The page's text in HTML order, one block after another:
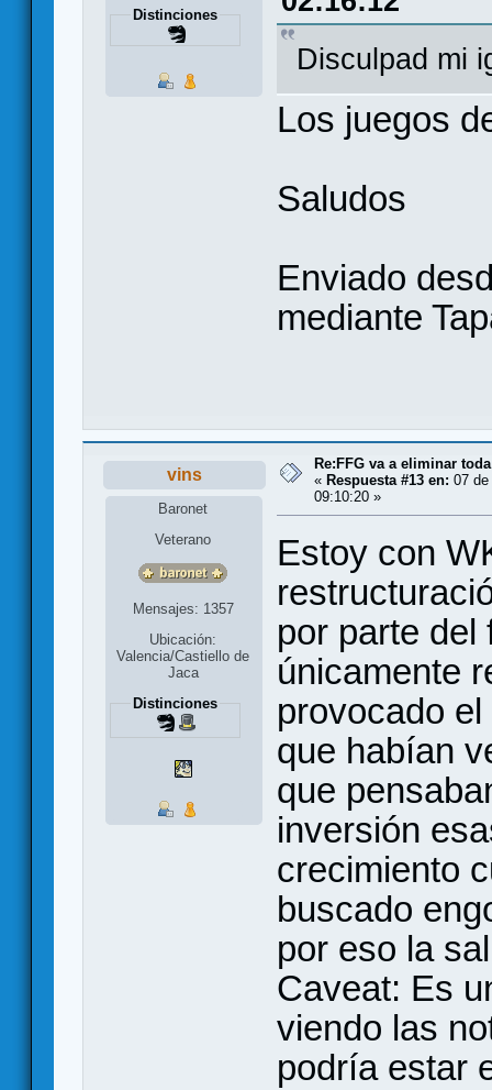
Distinciones
Disculpad mi
Los juegos
Saludos
Enviado
mediante
vins
Baronet
Veterano
Mensajes: 1357
Ubicación:
Valencia/Castiello de
Jaca
Distinciones
Re:FFG va a eliminar
« Respuesta #13 en: 07
09:10:20 »
Estoy con
por parte del
únicamente
provocado
que habían
que
inversión
crecimiento
buscado
por eso la
Caveat: Es
viendo las
podría estar